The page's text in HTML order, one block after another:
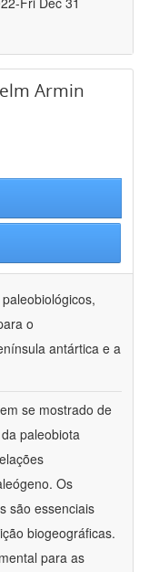
Armin
o
antártica e a
se mostrado de
paleobiota
Os
são essenciais
biogeográficas.
para as